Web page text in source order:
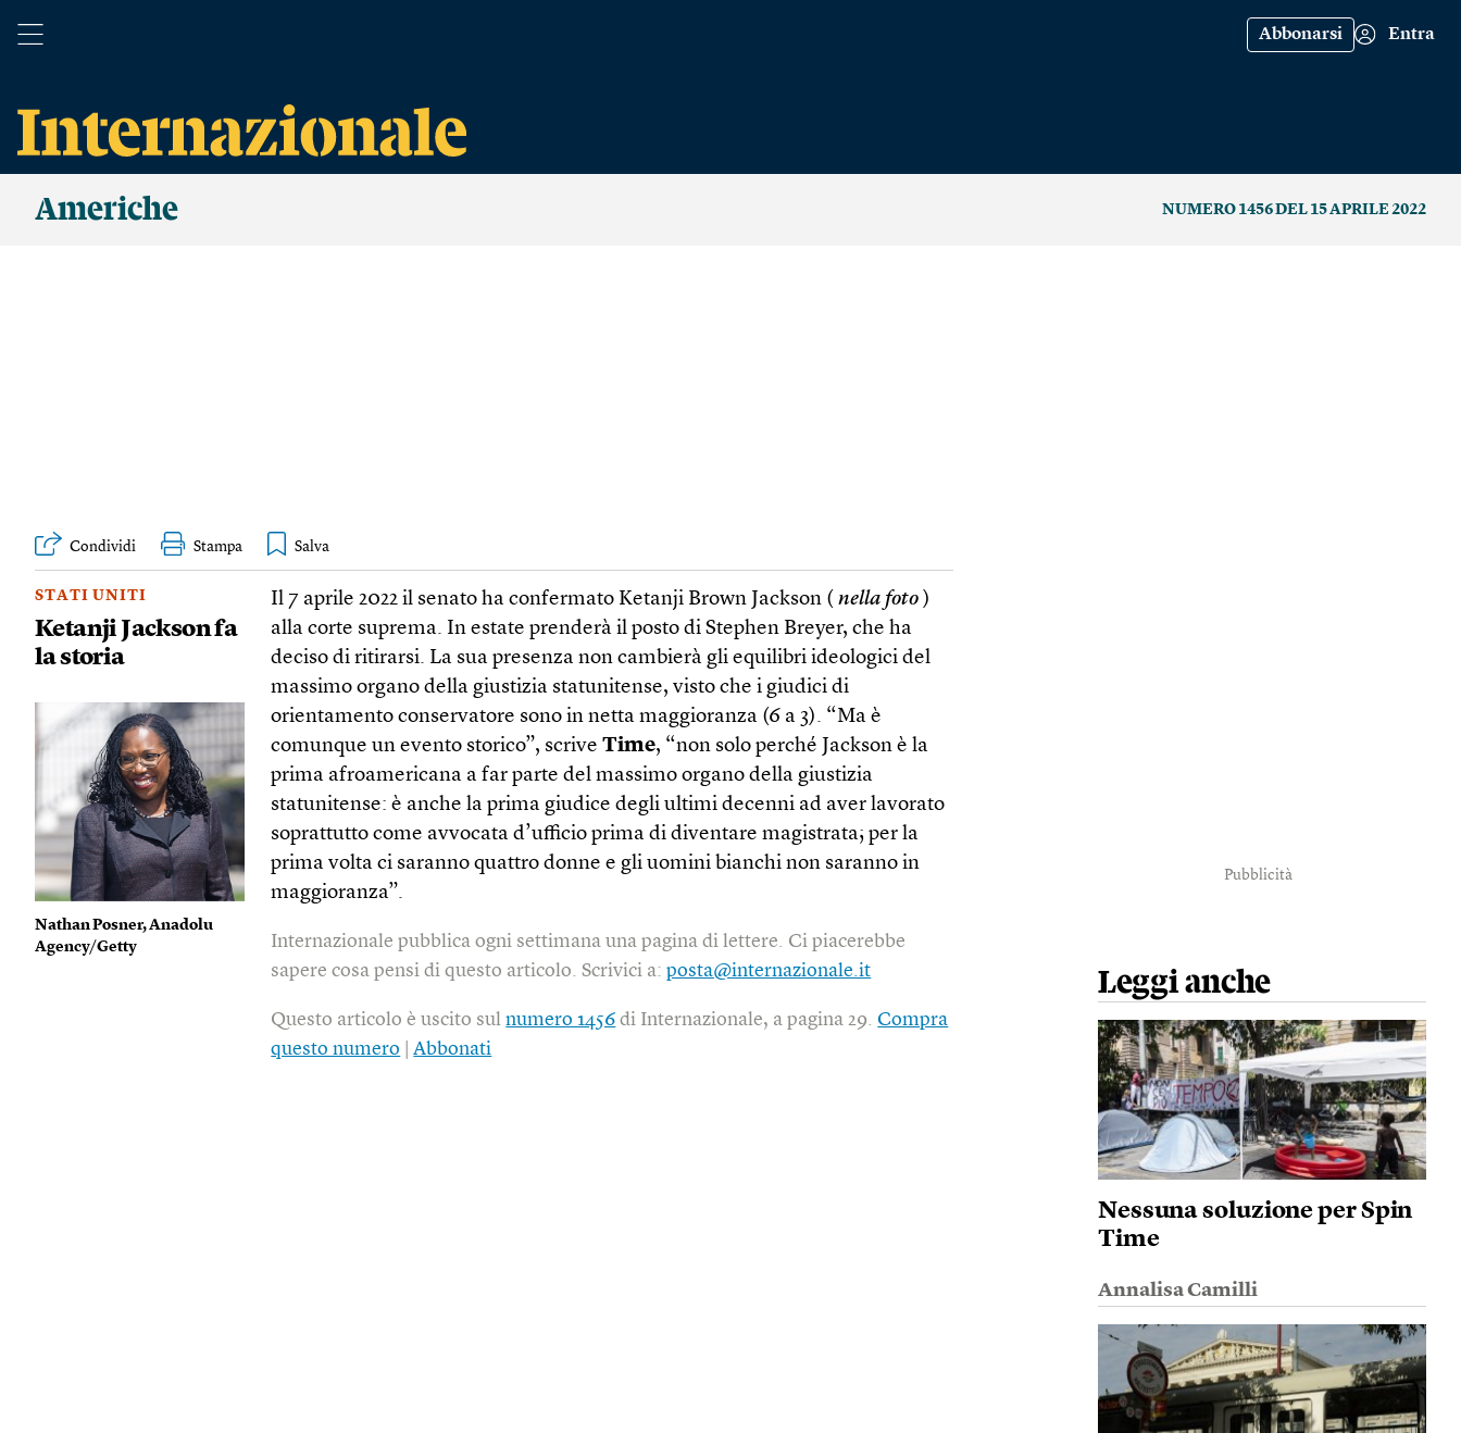
Abbonarsi Entra
Americhe NUMERO 1456 DEL 15 APRILE 2022
Condividi Stampa
STATI UNITI
Ketanji Jackson fa
la storia
Nathan Posner, Anadolu
Agency/Getty
Il 7 aprile 2022 il senato ha confermato Ketanji Brown Jackson (nella foto )
alla corte suprema. In estate prenderà il posto di Stephen Breyer, che ha
deciso di ritirarsi. La sua presenza non cambierà gli equilibri ideologici del
massimo organo della giustizia statunitense, visto che i giudici di
orientamento conservatore sono in netta maggioranza (6 a 3). “Ma è
comunque un evento storico”, scriveTime, “non solo perché Jackson è la
prima afroamericana a far parte del massimo organo della giustizia
statunitense: è anche la prima giudice degli ultimi decenni ad aver lavorato
soprattutto come avvocata d’ufficio prima di diventare magistrata; per la
prima volta ci saranno quattro donne e gli uomini bianchi non saranno in
maggioranza”.
Internazionale pubblica ogni settimana una pagina di lettere. Ci piacerebbe
sapere cosa pensi di questo articolo. Scrivici a:posta@internazionale.it
Questo articolo è uscito sulnumero 1456 di Internazionale, a pagina 29.Compra
questo numero |Abbonati
Pubblicità
Leggi anche
Nessuna soluzione per Spin
Time
Annalisa Camilli